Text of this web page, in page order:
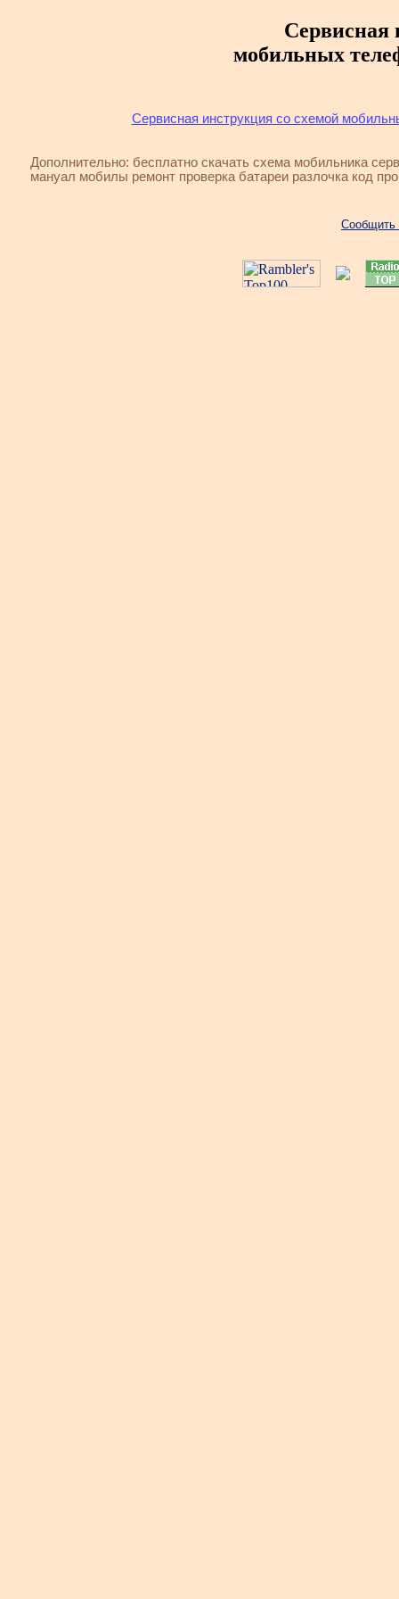
Сервисная
мобильных
Сервисная инструкция со схемой
Дополнительно: бесплатно скачать схема мобильника
мануал мобилы ремонт проверка батареи разлочка код
Сообщить